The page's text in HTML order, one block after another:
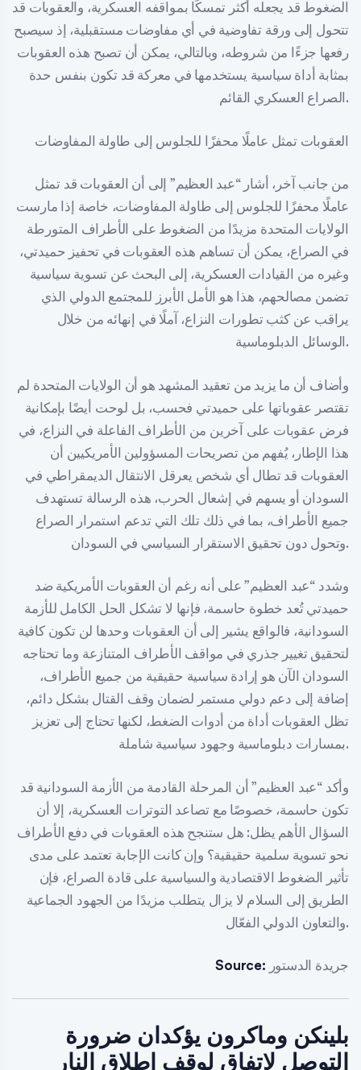
الضغوط قد يجعله أكثر تمسكًا بمواقفه العسكرية، والعقوبات قد
تتحول إلى ورقة تفاوضية في أي مفاوضات مستقبلية، إذ سيصبح
رفعها جزءًا من شروطه، وبالتالي، يمكن أن تصبح هذه العقوبات
بمثابة أداة سياسية يستخدمها في معركة قد تكون بنفس حدة
الصراع العسكري القائم.
العقوبات تمثل عاملًا محفزًا للجلوس إلى طاولة المفاوضات
من جانب آخر، أشار “عبد العظيم” إلى أن العقوبات قد تمثل
عاملًا محفزًا للجلوس إلى طاولة المفاوضات، خاصة إذا مارست
الولايات المتحدة مزيدًا من الضغوط على الأطراف المتورطة
في الصراع، يمكن أن تساهم هذه العقوبات في تحفيز حميدتي،
وغيره من القيادات العسكرية، إلى البحث عن تسوية سياسية
تضمن مصالحهم، هذا هو الأمل الأبرز للمجتمع الدولي الذي
يراقب عن كثب تطورات النزاع، آملًا في إنهائه من خلال
الوسائل الدبلوماسية.
وأضاف أن ما يزيد من تعقيد المشهد هو أن الولايات المتحدة لم
تقتصر عقوباتها على حميدتي فحسب، بل لوحت أيضًا بإمكانية
فرض عقوبات على آخرين من الأطراف الفاعلة في النزاع، في
هذا الإطار، يُفهم من تصريحات المسؤولين الأمريكيين أن
العقوبات قد تطال أي شخص يعرقل الانتقال الديمقراطي في
السودان أو يسهم في إشعال الحرب، هذه الرسالة تستهدف
جميع الأطراف، بما في ذلك تلك التي تدعم استمرار الصراع
وتحول دون تحقيق الاستقرار السياسي في السودان.
وشدد “عبد العظيم” على أنه رغم أن العقوبات الأمريكية ضد
حميدتي تُعد خطوة حاسمة، فإنها لا تشكل الحل الكامل للأزمة
السودانية، فالواقع يشير إلى أن العقوبات وحدها لن تكون كافية
لتحقيق تغيير جذري في مواقف الأطراف المتنازعة وما تحتاجه
السودان الآن هو إرادة سياسية حقيقية من جميع الأطراف،
إضافة إلى دعم دولي مستمر لضمان وقف القتال بشكل دائم،
تظل العقوبات أداة من أدوات الضغط، لكنها تحتاج إلى تعزيز
بمسارات دبلوماسية وجهود سياسية شاملة.
وأكد “عبد العظيم” أن المرحلة القادمة من الأزمة السودانية قد
تكون حاسمة، خصوصًا مع تصاعد التوترات العسكرية، إلا أن
السؤال الأهم يظل: هل ستنجح هذه العقوبات في دفع الأطراف
نحو تسوية سلمية حقيقية؟ وإن كانت الإجابة تعتمد على مدى
تأثير الضغوط الاقتصادية والسياسية على قادة الصراع، فإن
الطريق إلى السلام لا يزال يتطلب مزيدًا من الجهود الجماعية
والتعاون الدولي الفعّال.
Source: جريدة الدستور
بلينكن وماكرون يؤكدان ضرورة
التوصل لاتفاق لوقف إطلاق النار